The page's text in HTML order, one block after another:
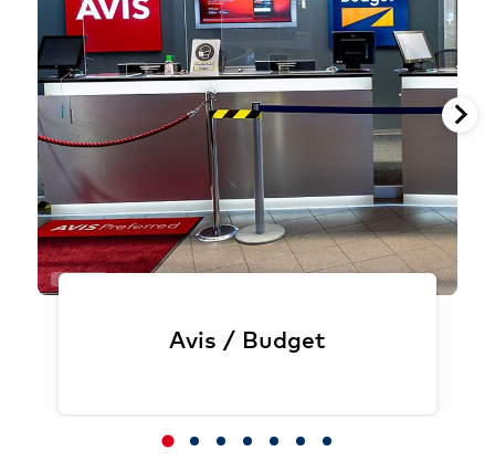
Avis / Budget